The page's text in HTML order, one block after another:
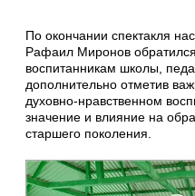
По окончании спектакля
Рафаил Миронов
воспитанникам школы,
дополнительно отметив
духовно-нравственном
значение и влияние на
старшего поколения.